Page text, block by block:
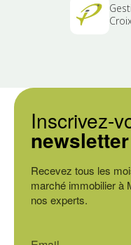
Inscrivez-
newsletter
Recevez tous les
marché immobilier à
nos experts.